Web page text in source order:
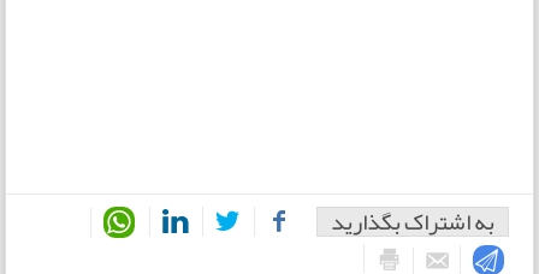
به اشتراک بگذارید